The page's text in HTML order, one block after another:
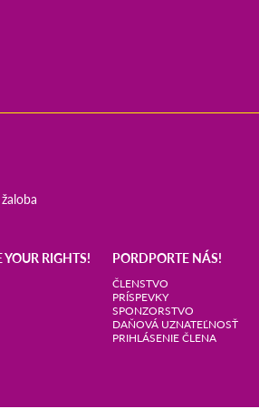
YOUR RIGHTS! PORDPORTE NÁS!
ČLENSTVO
PRÍSPEVKY
SPONZORSTVO
DAŇOVÁ UZNATEĽNOSŤ
PRIHLÁSENIE ČLENA